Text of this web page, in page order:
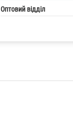
Оптовий відділ